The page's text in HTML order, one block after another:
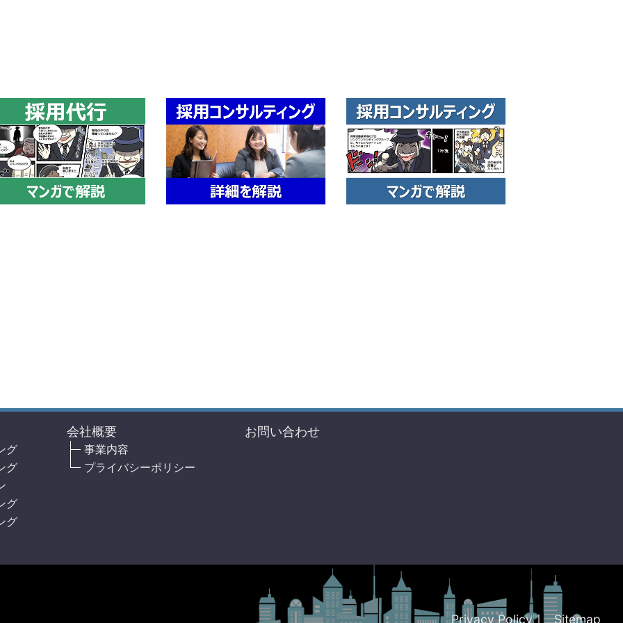
グ
グ
グ
グ
会社概要
事業内容
プライバシーポリシー
お問い合わせ
Privacy Policy｜ Sitemap